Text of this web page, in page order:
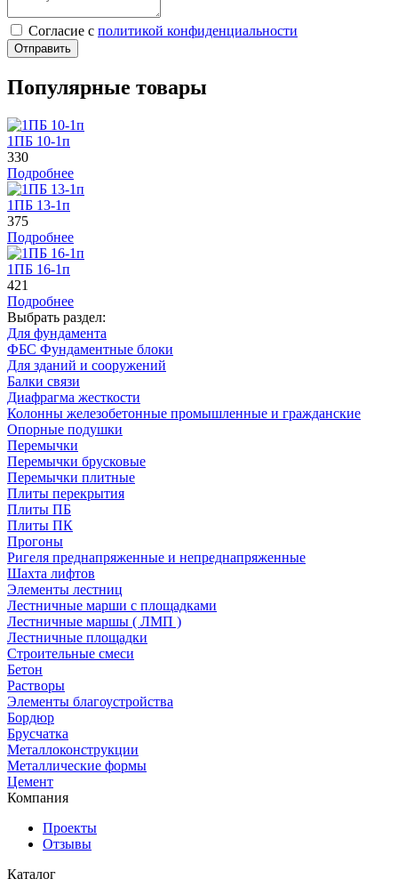
Cогласие с политикой конфиденциальности
Отправить
Популярные товары
1ПБ 10-1п
330
Подробнее
1ПБ 13-1п
375
Подробнее
1ПБ 16-1п
421
Подробнее
Выбрать раздел:
Для фундамента
ФБС Фундаментные блоки
Для зданий и сооружений
Балки связи
Диафрагма жесткости
Колонны железобетонные промышленные и гражданские
Опорные подушки
Перемычки
Перемычки брусковые
Перемычки плитные
Плиты перекрытия
Плиты ПБ
Плиты ПК
Прогоны
Ригеля преднапряженные и непреднапряженные
Шахта лифтов
Элементы лестниц
Лестничные марши с площадками
Лестничные маршы ( ЛМП )
Лестничные площадки
Строительные смеси
Бетон
Растворы
Элементы благоустройства
Бордюр
Брусчатка
Металлоконструкции
Металлические формы
Цемент
Компания
Проекты
Отзывы
Каталог